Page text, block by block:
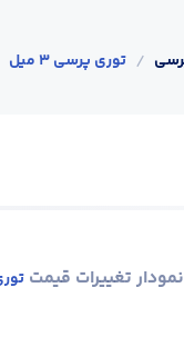
/ توری پرسی 3 میل
نمودار تغییرات قیمت